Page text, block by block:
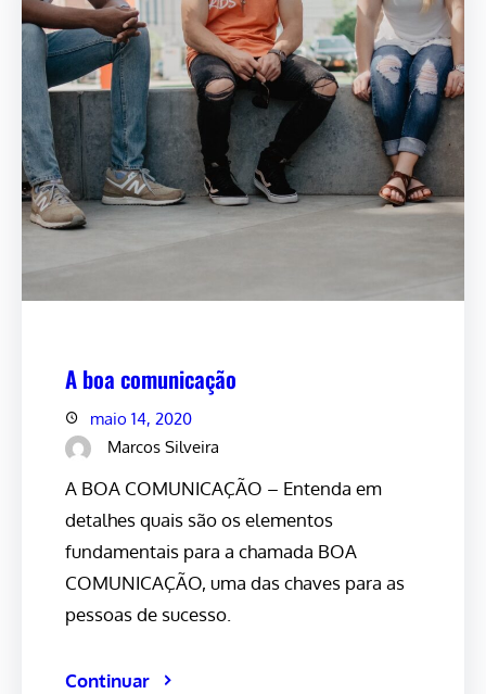
A boa comunicação
maio 14, 2020
Marcos Silveira
A BOA COMUNICAÇÃO – Entenda em
detalhes quais são os elementos
fundamentais para a chamada BOA
COMUNICAÇÃO, uma das chaves para as
pessoas de sucesso.
Continuar